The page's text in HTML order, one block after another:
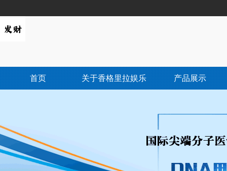
首页 关于香格里拉娱乐 产品展示